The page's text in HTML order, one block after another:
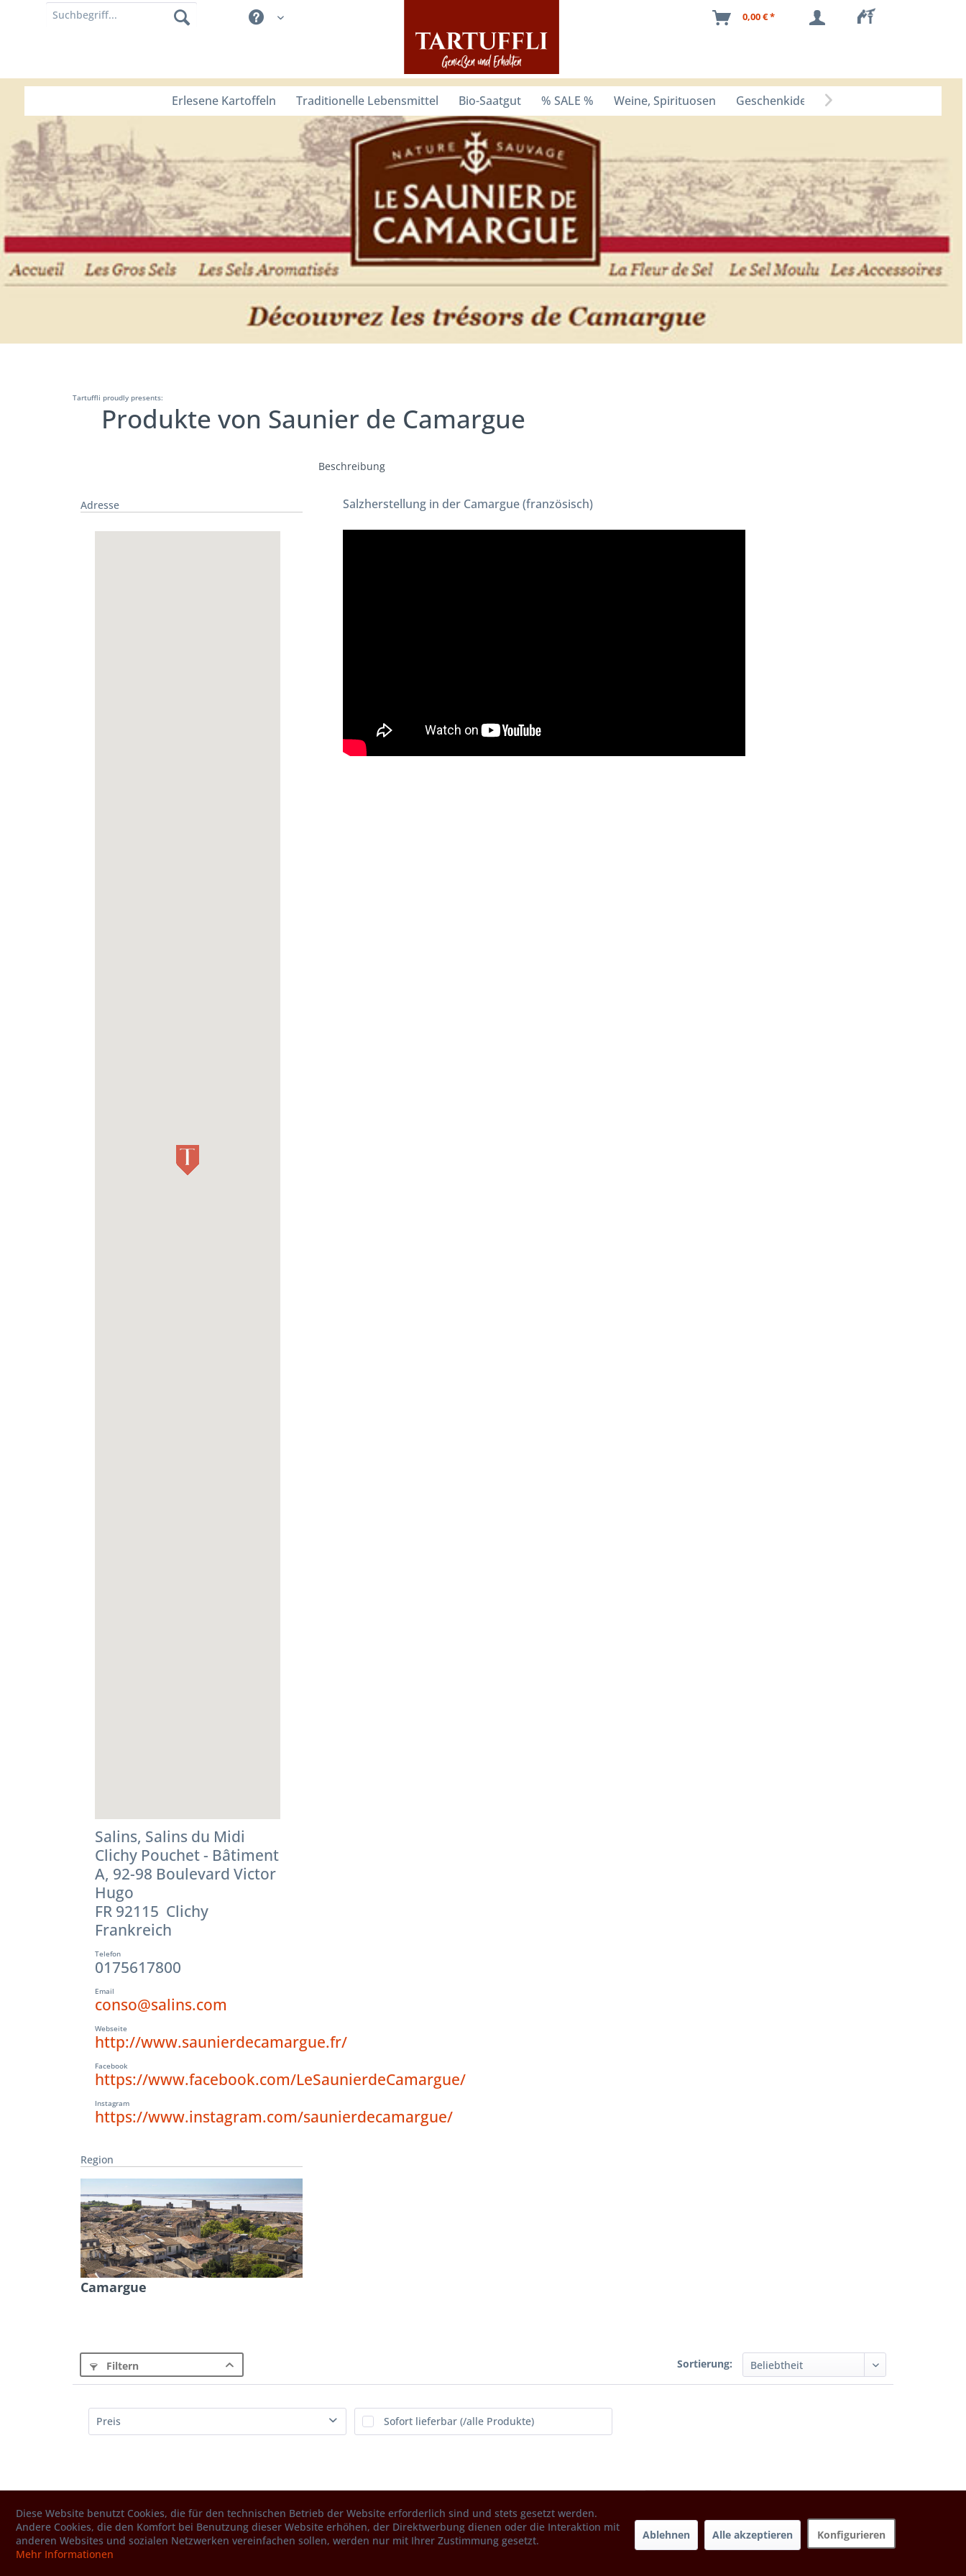
0,00 € *
Erlesene Kartoffeln Traditionelle Lebensmittel Bio-Saatgut % SALE % Weine, Spirituosen Geschenkideen 
Tartuffli proudly presents:
Produkte von Saunier de Camargue
Adresse
Salins, Salins du Midi
Clichy Pouchet - Bâtiment
A, 92-98 Boulevard Victor
Hugo
FR 92115 Clichy
Frankreich
Telefon
0175617800
Email
conso@salins.com
Webseite
http://www.saunierdecamargue.fr/
Facebook
https://www.facebook.com/LeSaunierdeCamargue/
Instagram
https://www.instagram.com/saunierdecamargue/
Region
Camargue
Beschreibung
Salzherstellung in der Camargue (französisch)
Filtern Sortierung:
Preis Sofort lieferbar (/alle Produkte)
Diese Website benutzt Cookies, die für den technischen Betrieb der Website erforderlich sind und stets gesetzt werden.
Andere Cookies, die den Komfort bei Benutzung dieser Website erhöhen, der Direktwerbung dienen oder die Interaktion mit
anderen Websites und sozialen Netzwerken vereinfachen sollen, werden nur mit Ihrer Zustimmung gesetzt.
Mehr Informationen
Ablehnen Alle akzeptieren Konfigurieren